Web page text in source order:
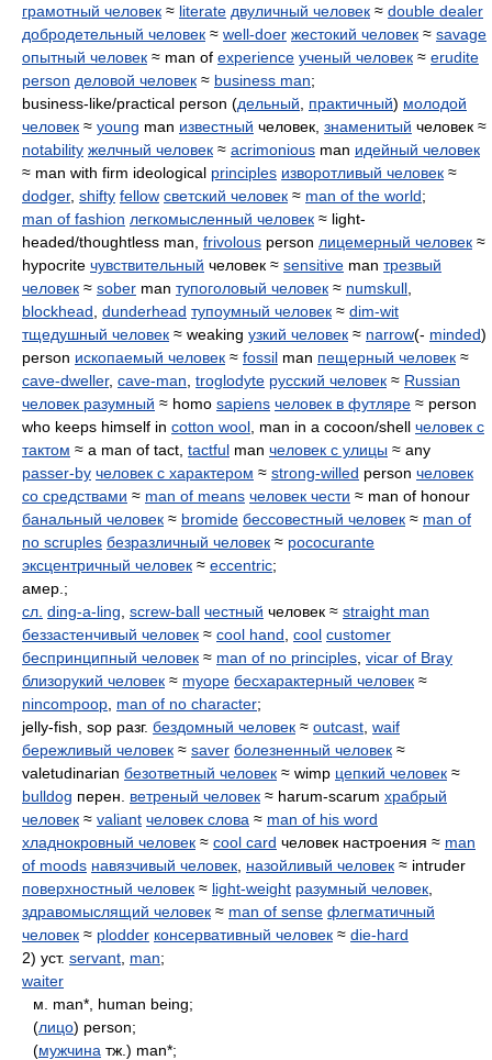
грамотный человек ≈ literate двуличный человек ≈ double dealer
добродетельный человек ≈ well-doer жестокий человек ≈ savage
опытный человек ≈ man of experience ученый человек ≈ erudite
person деловой человек ≈ business man;
business-like/practical person (дельный практичный) молодой
человек ≈ young man известный человек, знаменитый человек ≈
notability желчный человек ≈ acrimonious man идейный человек
≈ man with firm ideological principles изворотливый человек ≈
dodger, shifty fellow светский человек ≈ man of the world;
man of fashion легкомысленный человек ≈ light-
headed/thoughtless man, frivolous person лицемерный человек ≈
hypocrite чувствительный человек ≈ sensitive man трезвый
человек ≈ sober man тупоголовый человек ≈ numskull
blockhead dunderhead тупоумный человек ≈ dim-wit
тщедушный человек ≈ weaking узкий человек ≈ narrow(- minded)
person ископаемый человек ≈ fossil man пещерный человек ≈
cave-dweller, cave-man troglodyte русский человек ≈ Russian
человек разумный ≈ homo sapiens человек в футляре ≈ person
who keeps himself in cotton wool , man in a cocoon/shell человек с
тактом ≈ a man of tact, tactful man человек с улицы ≈ any
passer-by человек с характером ≈ strong-willed person человек
со средствами ≈ man of means человек чести ≈ man of honour
банальный человек ≈ bromide бессовестный человек ≈ man of
no scruples безразличный человек ≈ pococurante
эксцентричный человек ≈ eccentric;
амер.;
сл. ding-a-ling screw-ball честный человек ≈ straight man
беззастенчивый человек ≈ cool hand cool customer
беспринципный человек ≈ man of no principles vicar of Bray
близорукий человек ≈ myope бесхарактерный человек ≈
nincompoop man of no character;
jelly-fish, sop разг. бездомный человек ≈ outcast waif
бережливый человек ≈ saver болезненный человек ≈
valetudinarian безответный человек ≈ wimp цепкий человек ≈
bulldog перен. ветреный человек ≈ harum-scarum храбрый
человек ≈ valiant человек слова ≈ man of his word
хладнокровный человек ≈ cool card человек настроения ≈ man
of moods навязчивый человек назойливый человек ≈ intruder
поверхностный человек ≈ light-weight разумный человек
здравомыслящий человек ≈ man of sense флегматичный
человек ≈ plodder консервативный человек ≈ die-hard
2) уст. servant man;
waiter
м. man*, human being;
(лицо) person;
(мужчина тж.) man*;